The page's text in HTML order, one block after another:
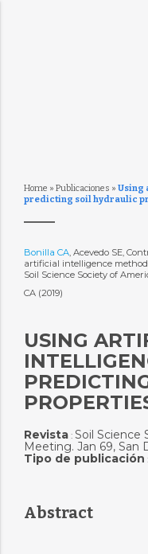
Home » Publicaciones » Using
predicting soil hydraulic
Bonilla CA, Acevedo SE,
artificial intelligence
Soil Science Society of
CA (2019)
USING
Revista: Soil Science
Meeting. Jan 69, San
Tipo de publicación :
Abstract